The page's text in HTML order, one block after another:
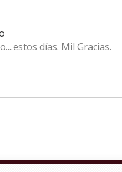
días. Mil Gracias.